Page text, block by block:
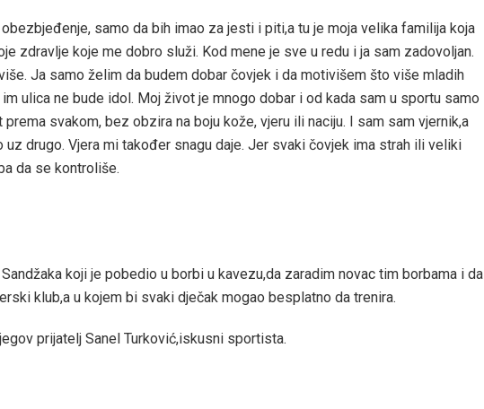
samo da bih imao za jesti i piti,a tu je moja velika familija koja
zdravlje koje me dobro služi. Kod mene je sve u redu i ja sam zadovoljan.
Ja samo želim da budem dobar čovjek i da motivišem što više mladih
ulica ne bude idol. Moj život je mnogo dobar i od kada sam u sportu samo
svakom, bez obzira na boju kože, vjeru ili naciju. I sam sam vjernik,a
drugo. Vjera mi također snagu daje. Jer svaki čovjek ima strah ili veliki
da se kontroliše.
koji je pobedio u borbi u kavezu,da zaradim novac tim borbama i da
klub,a u kojem bi svaki dječak mogao besplatno da trenira.
prijatelj Sanel Turković,iskusni sportista.